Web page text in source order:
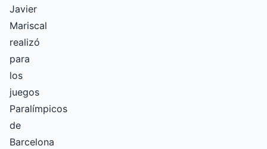
Javier
Mariscal
realizó
para
los
juegos
Paralímpicos
de
Barcelona